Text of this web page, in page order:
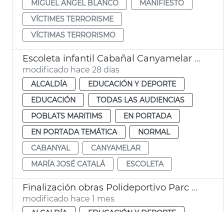
MIGUEL ÁNGEL BLANCO
MANIFIESTO
VÍCTIMES TERRORISME
VÍCTIMAS TERRORISMO
Escoleta infantil Cabañal Canyamelar València abre en septiembre
modificado hace 28 días
ALCALDÍA
EDUCACIÓN Y DEPORTE
EDUCACIÓN
TODAS LAS AUDIENCIAS
POBLATS MARITIMS
EN PORTADA
EN PORTADA TEMÁTICA
NORMAL
CABANYAL
CANYAMELAR
MARÍA JOSÉ CATALÁ
ESCOLETA
Finalización obras Polideportivo Parc Central València
modificado hace 1 mes